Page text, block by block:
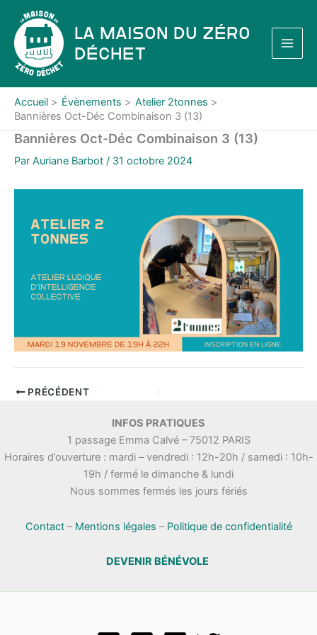
contenu
La Maison du Zéro
Déchet
Accueil Évènements
Atelier 2tonnes
Bannières Oct-Déc Combinaison 3 (13)
Bannières Oct-Déc Combinaison 3 (13)
Par Auriane Barbot / 31 octobre 2024
PRÉCÉDENT
INFOS PRATIQUES
1 passage Emma Calvé – 75012 PARIS
Horaires d’ouverture : mardi – vendredi : 12h-20h / samedi : 10h-
19h / fermé le dimanche & lundi
Nous sommes fermés les jours fériés
Contact– Mentions légales – Politique de confidentialité
DEVENIR BÉNÉVOLE